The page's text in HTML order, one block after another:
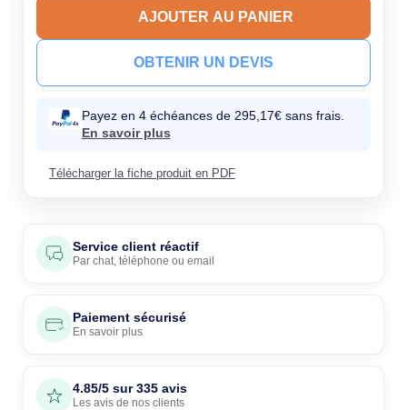
AJOUTER AU PANIER
OBTENIR UN DEVIS
Payez en 4 échéances de 295,17€ sans frais.
En savoir plus
Télécharger la fiche produit en PDF
Service client réactif
Par chat, téléphone ou email
Paiement sécurisé
En savoir plus
4.85/5 sur 335 avis
Les avis de nos clients